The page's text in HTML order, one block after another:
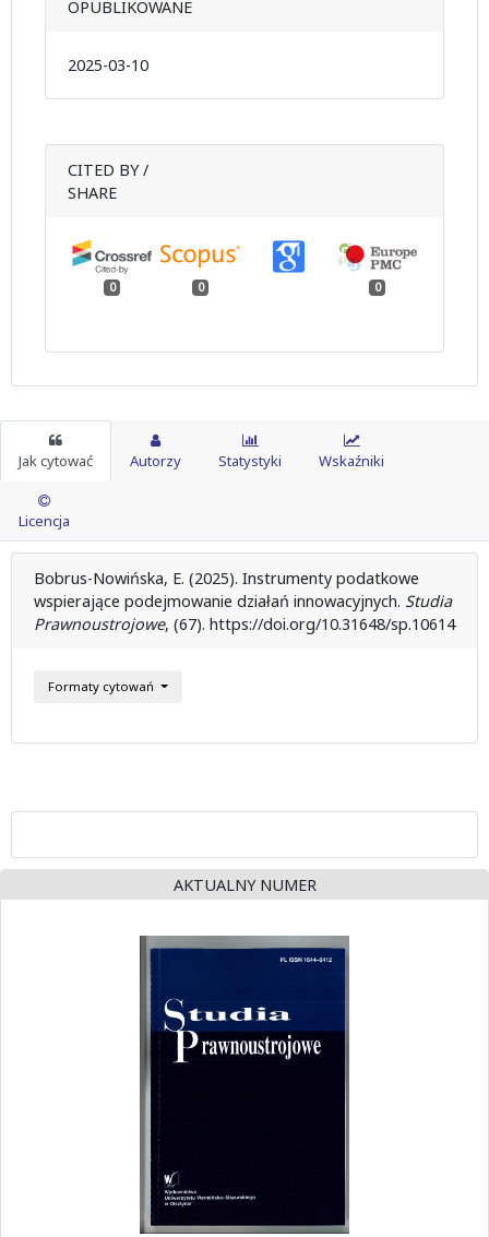
OPUBLIKOWANE
2025-03-10
CITED BY /
SHARE
0 0 0
Jak cytować Autorzy Statystyki Wskaźniki
Licencja
Bobrus-Nowińska, E. (2025). Instrumenty podatkowe
wspierające podejmowanie działań innowacyjnych. Studia
Prawnoustrojowe, (67). https://doi.org/10.31648/sp.10614
Formaty cytowań
AKTUALNY NUMER